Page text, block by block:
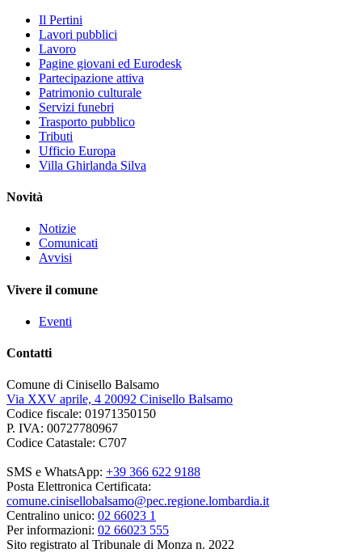
Il Pertini
Lavori pubblici
Lavoro
Pagine giovani ed Eurodesk
Partecipazione attiva
Patrimonio culturale
Servizi funebri
Trasporto pubblico
Tributi
Ufficio Europa
Villa Ghirlanda Silva
Novità
Notizie
Comunicati
Avvisi
Vivere il comune
Eventi
Contatti
Comune di Cinisello Balsamo
Via XXV aprile, 4 20092 Cinisello Balsamo
Codice fiscale: 01971350150
P. IVA: 00727780967
Codice Catastale: C707
SMS e WhatsApp: +39 366 622 9188
Posta Elettronica Certificata:
comune.cinisellobalsamo@pec.regione.lombardia.it
Centralino unico: 02 66023 1
Per informazioni: 02 66023 555
Sito registrato al Tribunale di Monza n. 2022